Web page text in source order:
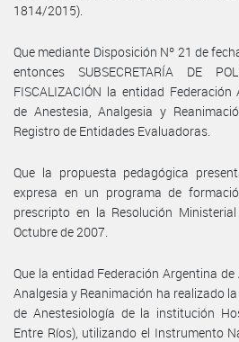
1814/2015).
Que mediante Disposición Nº 21 de
entonces SUBSECRETARÍA DE
FISCALIZACIÓN la entidad
de Anestesia, Analgesia y
Registro de Entidades Evaluadoras.
Que la propuesta pedagógica
expresa en un programa de
prescripto en la Resolución
Octubre de 2007.
Que la entidad Federación Argentina de
Analgesia y Reanimación ha realizado
de Anestesiología de la institución
Entre Ríos), utilizando el Instrumento